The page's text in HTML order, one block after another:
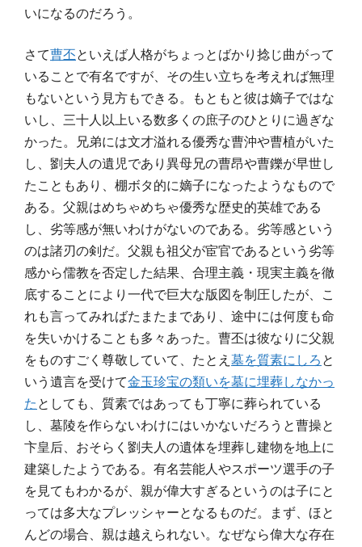
いになるのだろう。
さて曹丕といえば人格がちょっとばかり捻じ曲がって
いることで有名ですが、その生い立ちを考えれば無理
もないという見方もできる。もともと彼は嫡子ではな
いし、三十人以上いる数多くの庶子のひとりに過ぎな
かった。兄弟には文才溢れる優秀な曹沖や曹植がいた
し、劉夫人の遺児であり異母兄の曹昂や曹鑠が早世し
たこともあり、棚ボタ的に嫡子になったようなもので
ある。父親はめちゃめちゃ優秀な歴史的英雄である
し、劣等感が無いわけがないのである。劣等感という
のは諸刃の剣だ。父親も祖父が宦官であるという劣等
感から儒教を否定した結果、合理主義・現実主義を徹
底することにより一代で巨大な版図を制圧したが、こ
れも言ってみればたまたまであり、途中には何度も命
を失いかけることも多々あった。曹丕は彼なりに父親
をものすごく尊敬していて、たとえ 墓を質素にしろ と
いう遺言を受けて金玉珍宝の類いを墓に埋葬しなかっ
た としても、質素ではあっても丁寧に葬られている
し、墓陵を作らないわけにはいかないだろうと曹操と
卞皇后、おそらく劉夫人の遺体を埋葬し建物を地上に
建築したようである。有名芸能人やスポーツ選手の子
を見てもわかるが、親が偉大すぎるというのは子にと
っては多大なプレッシャーとなるものだ。まず、ほと
んどの場合、親は越えられない。なぜなら偉大な存在